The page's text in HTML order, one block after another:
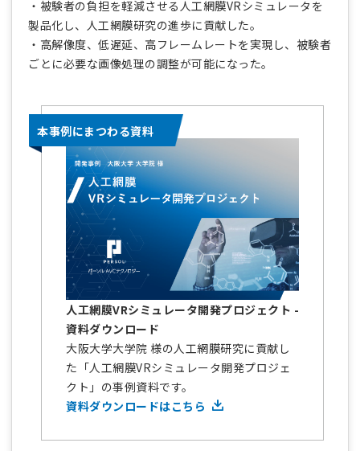
・被験者の負担を軽減させる人工網膜VRシミュレータを
製品化し、人工網膜研究の進歩に貢献した。
・高解像度、低遅延、高フレームレートを実現し、被験者
ごとに必要な画像処理の調整が可能になった。
本事例にまつわる資料
人工網膜VRシミュレータ開発プロジェクト -
資料ダウンロード
大阪大学大学院 様の人工網膜研究に貢献し
た「人工網膜VRシミュレータ開発プロジェ
クト」の事例資料です。
資料ダウンロードはこちら